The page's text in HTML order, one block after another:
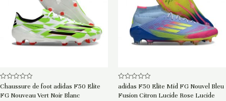
Note
sur
Chaussure de foot adidas F50 Elite
FG Nouveau Vert Noir Blanc
Note
sur
adidas F50 Elite Mid FG Nouvel Bleu
Fusion Citron Lucide Rose Lucide